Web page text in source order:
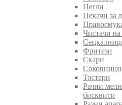
Пегли
Пекачи за
Чистачи на
Фритези
Скари
Соковници
Тостери
Рачни
бисквити